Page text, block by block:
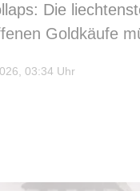
Die
Goldkäufe
03:34 Uhr